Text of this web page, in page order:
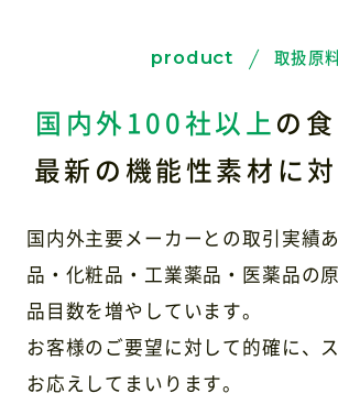
product 取扱原
国内外100社以上の
最新の機能性素材に対
国内外主要メーカーとの取引実績
品・化粧品・工業薬品・医薬品の
品目数を増やしています。
お客様のご要望に対して的確に、
お応えしてまいります。